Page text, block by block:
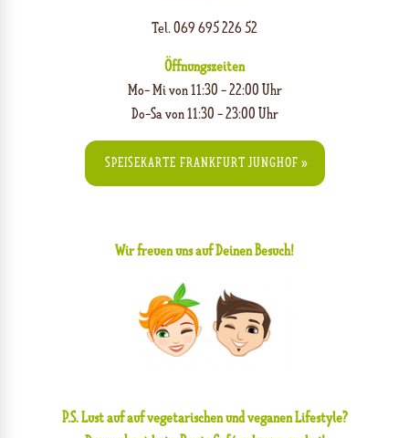
Tel. 069 695 226 52
Öffnungszeiten
Mo- Mi von 11:30 - 22:00 Uhr
Do-Sa von 11:30 - 23:00 Uhr
SPEISEKARTE FRANKFURT JUNGHOF »
Wir freuen uns auf Deinen Besuch!
P.S. Lust auf auf vegetarischen und veganen Lifestyle?